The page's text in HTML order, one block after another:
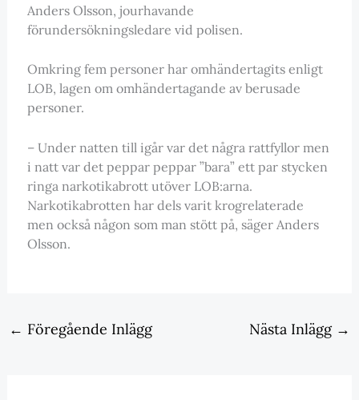
Anders Olsson, jourhavande
förundersökningsledare vid polisen.
Omkring fem personer har omhändertagits enligt
LOB, lagen om omhändertagande av berusade
personer.
– Under natten till igår var det några rattfyllor men
i natt var det peppar peppar ”bara” ett par stycken
ringa narkotikabrott utöver LOB:arna.
Narkotikabrotten har dels varit krogrelaterade
men också någon som man stött på, säger Anders
Olsson.
← Föregående Inlägg Nästa Inlägg →